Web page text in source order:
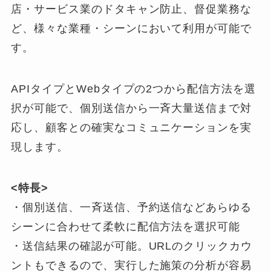
店・サービス業のドタキャン防止、督促業務な
ど、様々な業種・シーンにおいて利用が可能で
す。
APIタイプとWebタイプの2つから配信方法を選
択が可能で、個別送信から一斉大量送信まで対
応し、顧客との確実なコミュニケーションを実
現します。
<特長>
・個別送信、一斉送信、予約送信などあらゆる
シーンに合わせて柔軟に配信方法を選択可能
・送信結果の確認が可能。URLのクリックカウ
ントもできるので、実行した施策の分析が容易